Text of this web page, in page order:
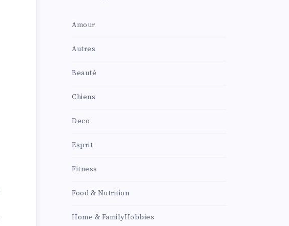
Amour
Autres
Beauté
Chiens
Deco
Esprit
Fitness
Food & Nutrition
Home & FamilyHobbies